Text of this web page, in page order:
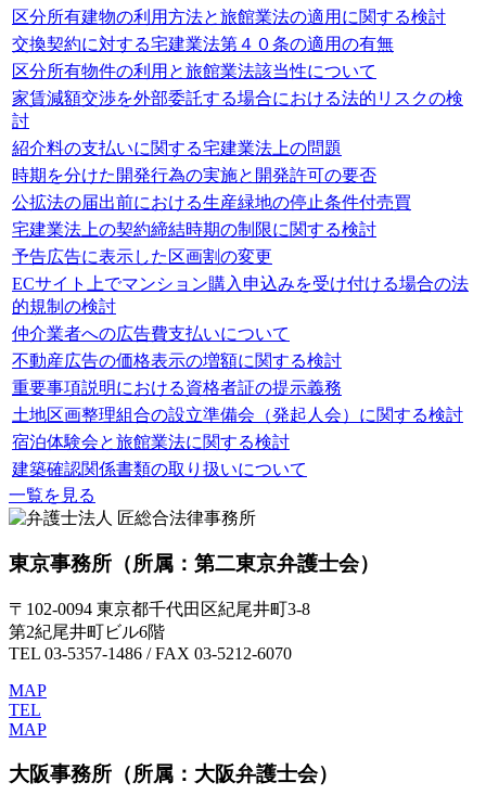
区分所有建物の利用方法と旅館業法の適用に関する検討
交換契約に対する宅建業法第４０条の適用の有無
区分所有物件の利用と旅館業法該当性について
家賃減額交渉を外部委託する場合における法的リスクの検
討
紹介料の支払いに関する宅建業法上の問題
時期を分けた開発行為の実施と開発許可の要否
公拡法の届出前における生産緑地の停止条件付売買
宅建業法上の契約締結時期の制限に関する検討
予告広告に表示した区画割の変更
ECサイト上でマンション購入申込みを受け付ける場合の法
的規制の検討
仲介業者への広告費支払いについて
不動産広告の価格表示の増額に関する検討
重要事項説明における資格者証の提示義務
土地区画整理組合の設立準備会（発起人会）に関する検討
宿泊体験会と旅館業法に関する検討
建築確認関係書類の取り扱いについて
一覧を見る
東京事務所 （所属：第二東京弁護士会）
〒102-0094 東京都千代田区紀尾井町3-8
第2紀尾井町ビル6階
TEL 03-5357-1486 / FAX 03-5212-6070
MAP
TEL
MAP
大阪事務所 （所属：大阪弁護士会）